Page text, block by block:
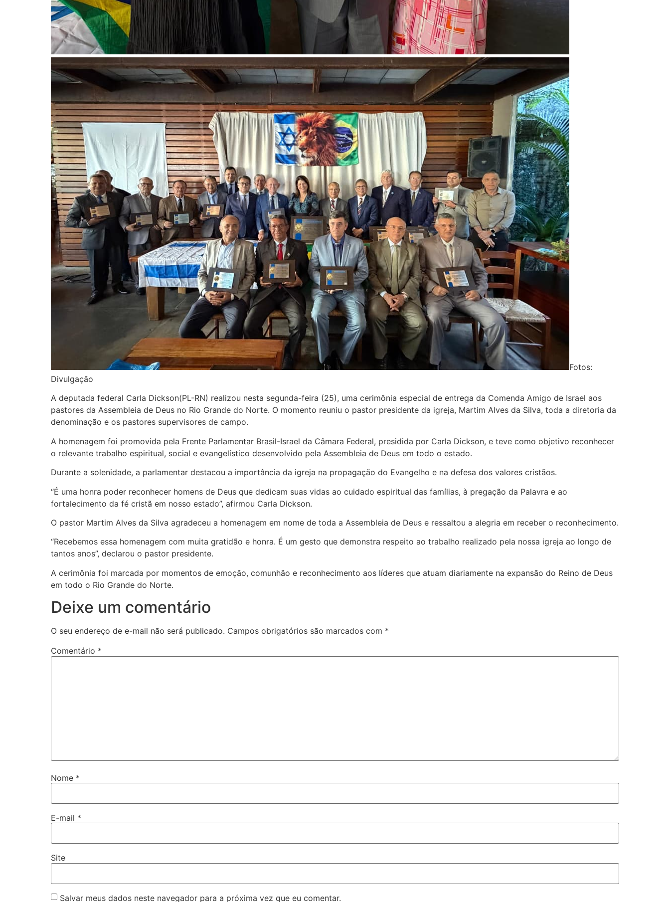
Fotos:
Divulgação
A deputada federal Carla Dickson(PL-RN) realizou nesta segunda-feira (25), uma cerimônia especial de entrega da Comenda Amigo de Israel aos
pastores da Assembleia de Deus no Rio Grande do Norte. O momento reuniu o pastor presidente da igreja, Martim Alves da Silva, toda a diretoria da
denominação e os pastores supervisores de campo.
A homenagem foi promovida pela Frente Parlamentar Brasil-Israel da Câmara Federal, presidida por Carla Dickson, e teve como objetivo reconhecer
o relevante trabalho espiritual, social e evangelístico desenvolvido pela Assembleia de Deus em todo o estado.
Durante a solenidade, a parlamentar destacou a importância da igreja na propagação do Evangelho e na defesa dos valores cristãos.
“É uma honra poder reconhecer homens de Deus que dedicam suas vidas ao cuidado espiritual das famílias, à pregação da Palavra e ao
fortalecimento da fé cristã em nosso estado”, afirmou Carla Dickson.
O pastor Martim Alves da Silva agradeceu a homenagem em nome de toda a Assembleia de Deus e ressaltou a alegria em receber o reconhecimento.
“Recebemos essa homenagem com muita gratidão e honra. É um gesto que demonstra respeito ao trabalho realizado pela nossa igreja ao longo de
tantos anos”, declarou o pastor presidente.
A cerimônia foi marcada por momentos de emoção, comunhão e reconhecimento aos líderes que atuam diariamente na expansão do Reino de Deus
em todo o Rio Grande do Norte.
Deixe um comentário
O seu endereço de e-mail não será publicado. Campos obrigatórios são marcados com *
Comentário *
Nome *
E-mail *
Site
Salvar meus dados neste navegador para a próxima vez que eu comentar.